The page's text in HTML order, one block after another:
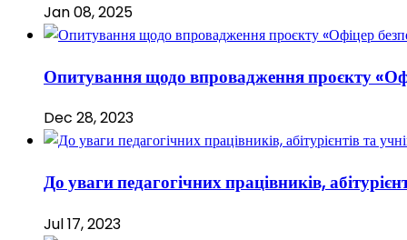
Jan 08, 2025
Опитування щодо впровадження проєкту
Dec 28, 2023
До уваги педагогічних працівників,
Jul 17, 2023